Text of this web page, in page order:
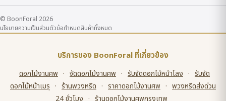
© BoonForal 2026
นโยบายความเป็นส่วนตัวข้อกำหนดสินค้าทั้งหมด
บริการของ BoonForal ที่เกี่ยวข้อง
ดอกไม้งานศพ · จัดดอกไม้งานศพ · รับจัดดอกไม้หน้าโลง · รับจัด
ดอกไม้หน้าเมรุ · ร้านพวงหรีด · ราคาดอกไม้งานศพ · พวงหรีดส่งด่วน
24 ชั่วโมง · ร้านดอกไม้งานศพกรุงเทพ